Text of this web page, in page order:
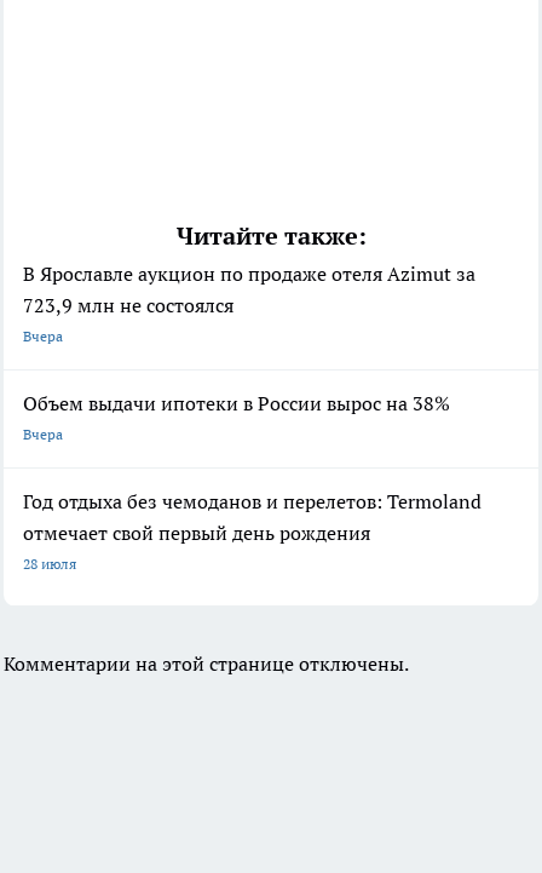
Читайте также:
В Ярославле аукцион по продаже отеля Azimut за
723,9 млн не состоялся
Вчера
Объем выдачи ипотеки в России вырос на 38%
Вчера
Год отдыха без чемоданов и перелетов: Termoland
отмечает свой первый день рождения
28 июля
Комментарии на этой странице отключены.